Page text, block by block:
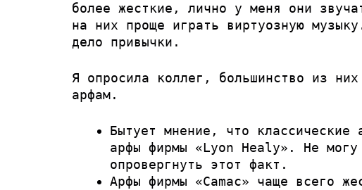
более жесткие, лично у меня они
на них проще играть виртуозную
дело привычки.
Я опросила коллег, большинство из
арфам.
Бытует мнение, что классические
арфы фирмы «Lyon Healy». Не
опровергнуть этот факт.
Арфы фирмы «Camac» чаще всего